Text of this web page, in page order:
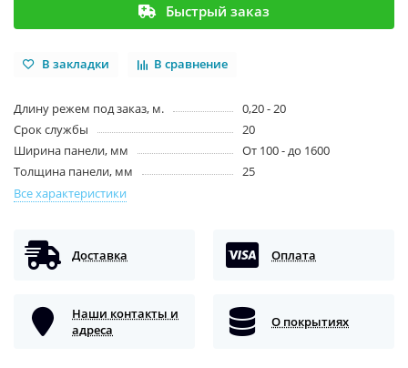
Быстрый заказ
В закладки В сравнение
Длину режем под заказ, м.
0,20 - 20
Срок службы
20
Ширина панели, мм
От 100 - до 1600
Толщина панели, мм
25
Все характеристики
Доставка Оплата
Наши контакты и
адреса
О покрытиях